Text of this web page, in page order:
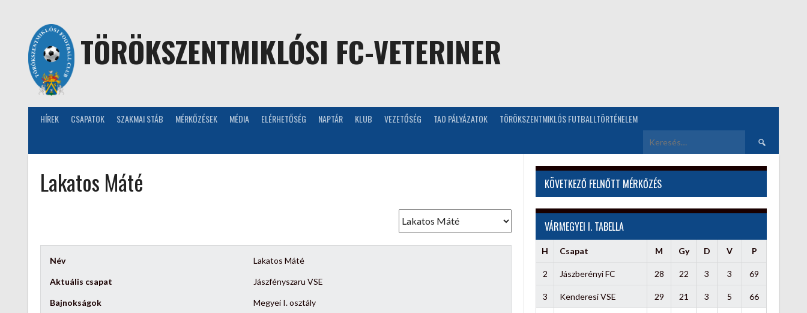
TÖRÖKSZENTMIKLÓSI FC-VETERINER
HÍREK CSAPATOK SZAKMAI STÁB MÉRKŐZÉSEK MÉDIA ELÉRHETŐSÉG NAPTÁR KLUB VEZETŐSÉG TAO PÁLYÁZATOK TÖRÖKSZENTMIKLÓS FUTBALLTÖRTÉNELEM
Keresés:
Lakatos Máté
Név Lakatos Máté
Aktuális csapat Jászfényszaru VSE
Bajnokságok Megyei I. osztály
KÖVETKEZŐ FELNŐTT MÉRKŐZÉS
VÁRMEGYEI I. TABELLA
H Csapat M Gy D V P
2 Jászberényi FC 28 22 3 3 69
3 Kenderesi VSE 29 21 3 5 66